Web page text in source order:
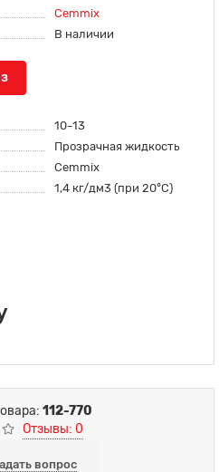
Cemmix
В наличии
10-13
Прозрачная жидкость
Сеmmix
1,4 кг/дм3 (при 20°С)
112-770
Отзывы: 0
вопрос